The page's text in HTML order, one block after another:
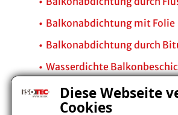
Diese Webseite
Cookies
Balkonabdichtung mit Folie
Balkonabdichtung durch
Wasserdichte
Ursache von Schäden
Die optimale Schutzschicht